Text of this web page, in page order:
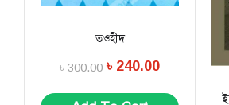
তওহীদ
৳300.00 ৳ 240.00